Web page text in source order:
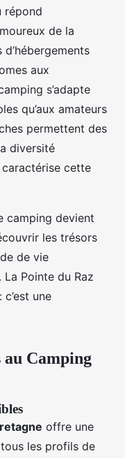
répond
de la
aux
s’adapte
qu’aux amateurs
permettent des
diversité
cette
camping devient
les trésors
de vie
Pointe du Raz
une
au Camping
offre une
les profils de